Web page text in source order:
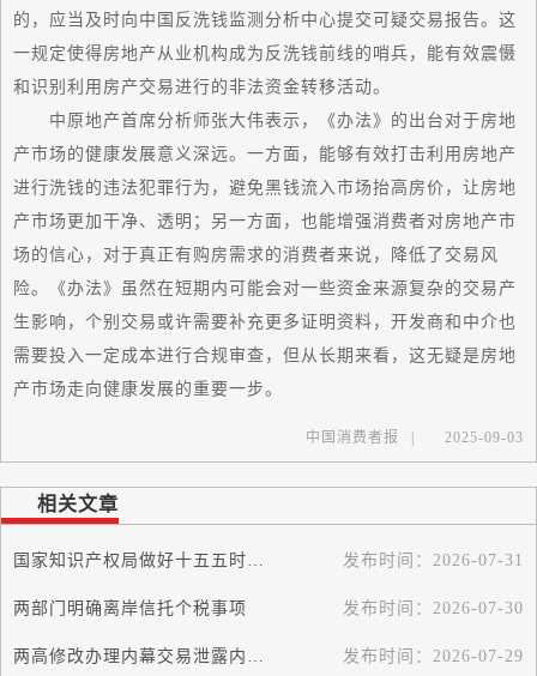
的，应当及时向中国反洗钱监测分析中心提交可疑交易报告。这
一规定使得房地产从业机构成为反洗钱前线的哨兵，能有效震慑
和识别利用房产交易进行的非法资金转移活动。
中原地产首席分析师张大伟表示，《办法》的出台对于房地
产市场的健康发展意义深远。一方面，能够有效打击利用房地产
进行洗钱的违法犯罪行为，避免黑钱流入市场抬高房价，让房地
产市场更加干净、透明；另一方面，也能增强消费者对房地产市
场的信心，对于真正有购房需求的消费者来说，降低了交易风
险。《办法》虽然在短期内可能会对一些资金来源复杂的交易产
生影响，个别交易或许需要补充更多证明资料，开发商和中介也
需要投入一定成本进行合规审查，但从长期来看，这无疑是房地
产市场走向健康发展的重要一步。
中国消费者报 2025-09-03
相关文章
国家知识产权局做好十五五时期知识产权工作突出高质量发展导向 发布时间： 2026-07-31
两部门明确离岸信托个税事项 发布时间： 2026-07-30
两高修改办理内幕交易泄露内幕信息刑事案件司法解释 发布时间： 2026-07-29